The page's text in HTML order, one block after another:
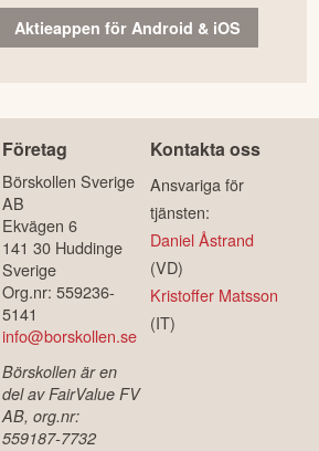
Aktieappen för Android & iOS
Företag
Börskollen Sverige
AB
Ekvägen 6
141 30 Huddinge
Sverige
Org.nr: 559236-
5141
info@borskollen.se
Börskollen är en
del av FairValue FV
AB, org.nr:
559187-7732
Kontakta oss
Ansvariga för
tjänsten:
Daniel Åstrand
(VD)
Kristoffer Matsson
(IT)